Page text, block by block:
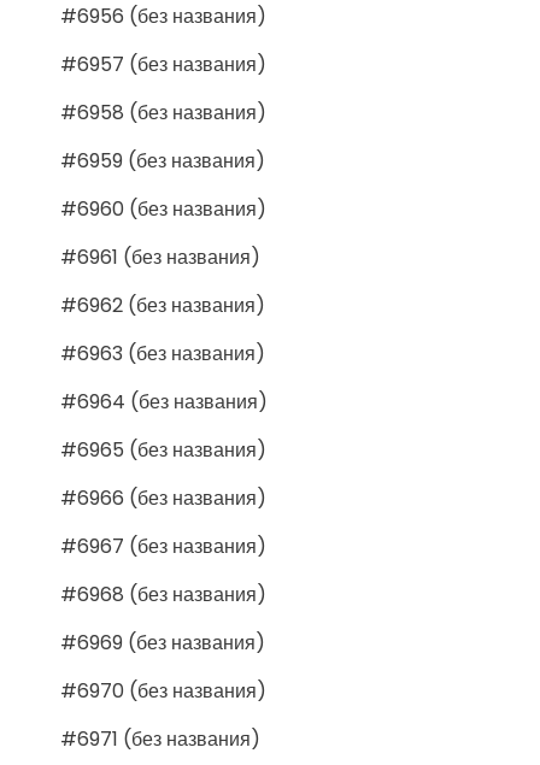
#6956 (без названия)
#6957 (без названия)
#6958 (без названия)
#6959 (без названия)
#6960 (без названия)
#6961 (без названия)
#6962 (без названия)
#6963 (без названия)
#6964 (без названия)
#6965 (без названия)
#6966 (без названия)
#6967 (без названия)
#6968 (без названия)
#6969 (без названия)
#6970 (без названия)
#6971 (без названия)